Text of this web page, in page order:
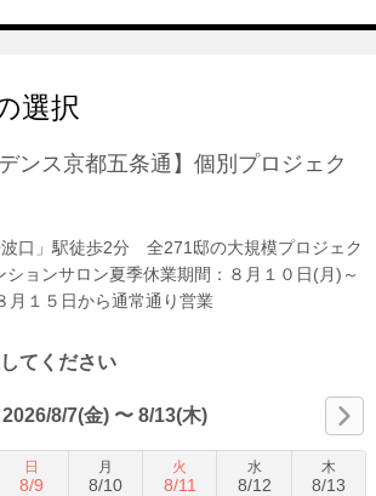
選択
ンス京都五条通】個別プロジェク
口」駅徒歩2分 全271邸の大規模プロジェク
ョンサロン夏季休業期間：８月１０日(月)～
１５日から通常通り営業
てください
2026/8/7(金)〜 8/13(木)
日
8/9
月
8/10
火
8/11
水
8/12
木
8/13